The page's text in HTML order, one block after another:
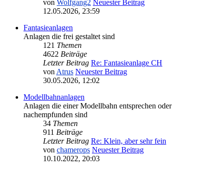
von Wolfgang2 Neuester Beitrag
12.05.2026, 23:59
Fantasieanlagen
Anlagen die frei gestaltet sind
121 Themen
4622 Beiträge
Letzter Beitrag Re: Fantasieanlage CH
von Atrus Neuester Beitrag
30.05.2026, 12:02
Modellbahnanlagen
Anlagen die einer Modellbahn entsprechen oder
nachempfunden sind
34 Themen
911 Beiträge
Letzter Beitrag Re: Klein, aber sehr fein
von chamerops Neuester Beitrag
10.10.2022, 20:03